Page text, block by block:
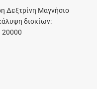
Δεξτρίνη Μαγνήσιο
δισκίων:
20000